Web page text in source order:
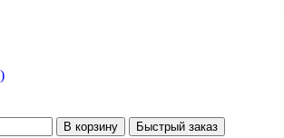
В корзину Быстрый заказ